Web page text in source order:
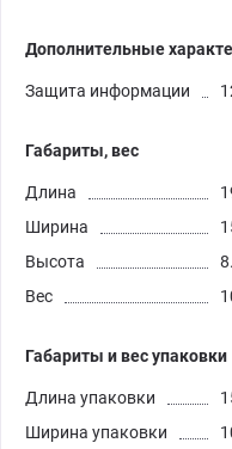
Дополнительные
Защита информации
Габариты, вес
Длина
Ширина
Высота
Вес
Габариты и вес упаковки
Длина упаковки
Ширина упаковки